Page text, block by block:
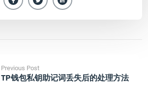
Previous Post
TP钱包私钥助记词丢失后的处理方法